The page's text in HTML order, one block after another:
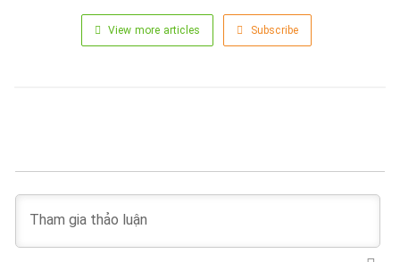
View more articles Subscribe